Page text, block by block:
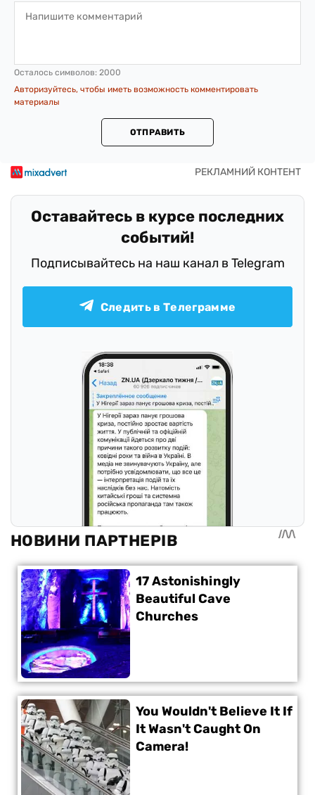
Осталось символов: 2000
Авторизуйтесь, чтобы иметь возможность комментировать
материалы
ОТПРАВИТЬ
Оставайтесь в курсе последних
событий!
Подписывайтесь на наш канал в Telegram
Следить в Телеграмме